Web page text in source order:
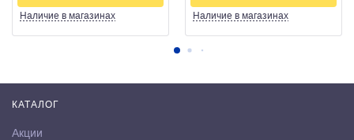
Наличие в магазинах Наличие в магазинах
КАТАЛОГ
Акции